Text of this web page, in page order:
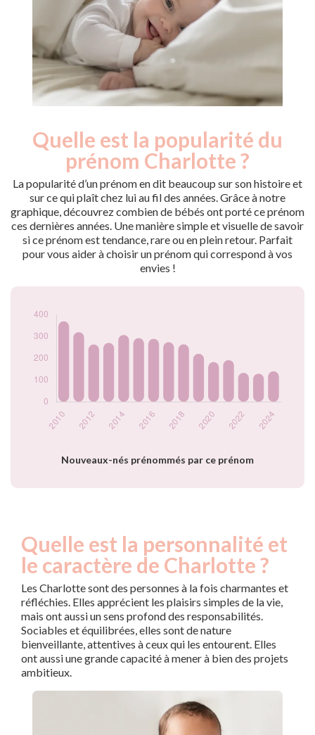
Quelle est la popularité du
prénom Charlotte ?
La popularité d’un prénom en dit beaucoup sur son histoire et
sur ce qui plaît chez lui au fil des années. Grâce à notre
graphique, découvrez combien de bébés ont porté ce prénom
ces dernières années. Une manière simple et visuelle de savoir
si ce prénom est tendance, rare ou en plein retour. Parfait
pour vous aider à choisir un prénom qui correspond à vos
envies !
Nouveaux-nés prénommés par ce prénom
Popularité du
Année
Nouveaux-
nés
2010
369
2011
319
2012
263
2013
270
2014
306
2015
292
220
2020
182
2021
191
2023
129
140
Quelle est la personnalité et
le caractère de Charlotte ?
Les Charlotte sont des personnes à la fois charmantes et
réfléchies. Elles apprécient les plaisirs simples de la vie,
mais ont aussi un sens profond des responsabilités.
Sociables et équilibrées, elles sont de nature
bienveillante, attentives à ceux qui les entourent. Elles
ont aussi une grande capacité à mener à bien des projets
ambitieux.